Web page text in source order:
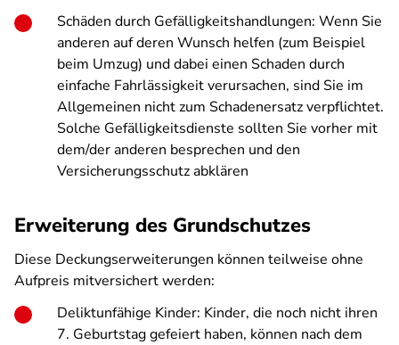
Schäden durch Gefälligkeitshandlungen: Wenn Sie
anderen auf deren Wunsch helfen (zum Beispiel
beim Umzug) und dabei einen Schaden durch
einfache Fahrlässigkeit verursachen, sind Sie im
Allgemeinen nicht zum Schadenersatz verpflichtet.
Solche Gefälligkeitsdienste sollten Sie vorher mit
dem/der anderen besprechen und den
Versicherungsschutz abklären
Erweiterung des Grundschutzes
Diese Deckungserweiterungen können teilweise ohne
Aufpreis mitversichert werden:
Deliktunfähige Kinder: Kinder, die noch nicht ihren
7. Geburtstag gefeiert haben, können nach dem